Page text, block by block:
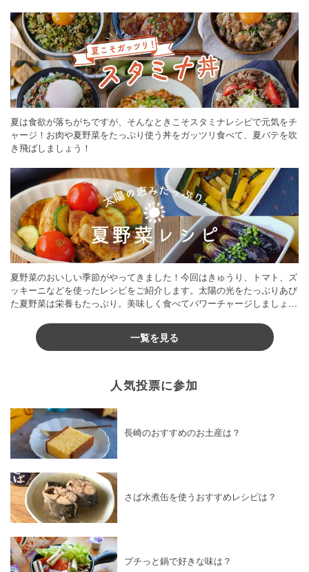
夏は食欲が落ちがちですが、そんなときこそスタミナレシピで元気をチ
ャージ！お肉や夏野菜をたっぷり使う丼をガッツリ食べて、夏バテを吹
き飛ばしましょう！
夏野菜のおいしい季節がやってきました！今回はきゅうり、トマト、ズ
ッキーニなどを使ったレシピをご紹介します。太陽の光をたっぷりあび
た夏野菜は栄養もたっぷり。美味しく食べてパワーチャージしましょう
一覧を見る
人気投票に参加
長崎のおすすめのお土産は？
さば水煮缶を使うおすすめレシピは？
プチっと鍋で好きな味は？